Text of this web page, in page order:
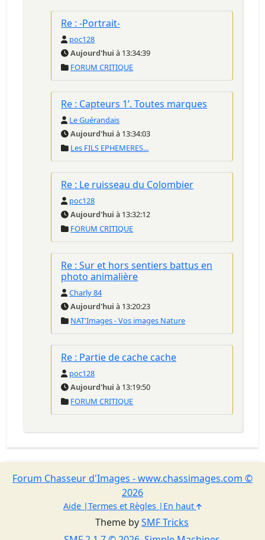
Re : -Portrait-
poc128
Aujourd'hui à 13:34:39
FORUM CRITIQUE
Re : Capteurs 1’. Toutes marques
Le Guérandais
Aujourd'hui à 13:34:03
Les FILS EPHEMERES...
Re : Le ruisseau du Colombier
poc128
Aujourd'hui à 13:32:12
FORUM CRITIQUE
Re : Sur et hors sentiers battus en
photo animalière
Charly 84
Aujourd'hui à 13:20:23
NAT'Images - Vos images Nature
Re : Partie de cache cache
poc128
Aujourd'hui à 13:19:50
FORUM CRITIQUE
Theme bySMF Tricks
Forum Chasseur d'Images - www.chassimages.com ©
2026
Aide Termes et Règles En haut